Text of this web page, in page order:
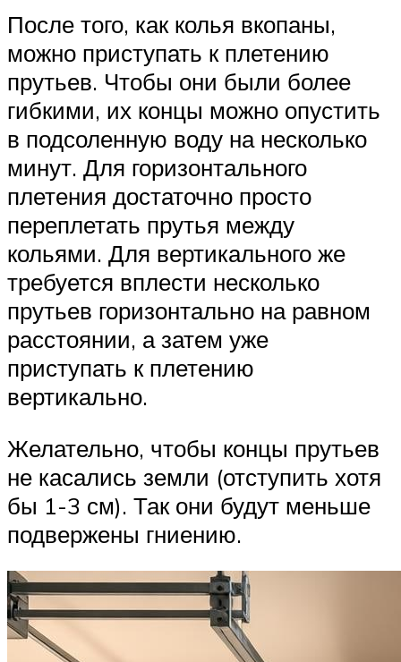
После того, как колья вкопаны,
можно приступать к плетению
прутьев. Чтобы они были более
гибкими, их концы можно опустить
в подсоленную воду на несколько
минут. Для горизонтального
плетения достаточно просто
переплетать прутья между
кольями. Для вертикального же
требуется вплести несколько
прутьев горизонтально на равном
расстоянии, а затем уже
приступать к плетению
вертикально.
Желательно, чтобы концы прутьев
не касались земли (отступить хотя
бы 1-3 см). Так они будут меньше
подвержены гниению.